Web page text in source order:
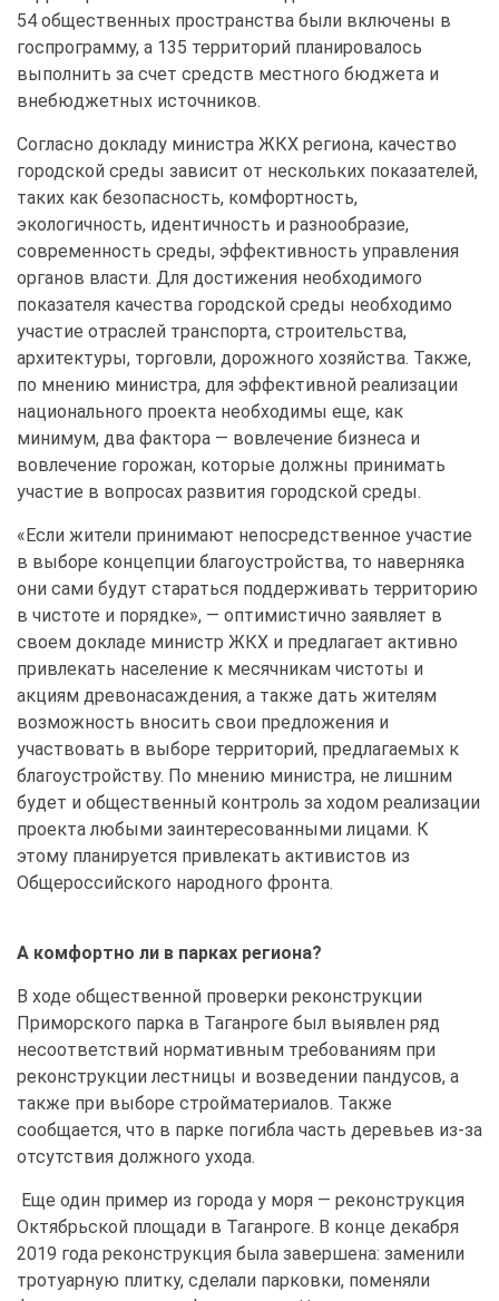
54 общественных пространства были включены в
госпрограмму, а 135 территорий планировалось
выполнить за счет средств местного бюджета и
внебюджетных источников.
Согласно докладу министра ЖКХ региона, качество
городской среды зависит от нескольких показателей,
таких как безопасность, комфортность,
экологичность, идентичность и разнообразие,
современность среды, эффективность управления
органов власти. Для достижения необходимого
показателя качества городской среды необходимо
участие отраслей транспорта, строительства,
архитектуры, торговли, дорожного хозяйства. Также,
по мнению министра, для эффективной реализации
национального проекта необходимы еще, как
минимум, два фактора — вовлечение бизнеса и
вовлечение горожан, которые должны принимать
участие в вопросах развития городской среды.
«Если жители принимают непосредственное участие
в выборе концепции благоустройства, то наверняка
они сами будут стараться поддерживать территорию
в чистоте и порядке», — оптимистично заявляет в
своем докладе министр ЖКХ и предлагает активно
привлекать население к месячникам чистоты и
акциям древонасаждения, а также дать жителям
возможность вносить свои предложения и
участвовать в выборе территорий, предлагаемых к
благоустройству. По мнению министра, не лишним
будет и общественный контроль за ходом реализации
проекта любыми заинтересованными лицами. К
этому планируется привлекать активистов из
Общероссийского народного фронта.
А комфортно ли в парках региона?
В ходе общественной проверки реконструкции
Приморского парка в Таганроге был выявлен ряд
несоответствий нормативным требованиям при
реконструкции лестницы и возведении пандусов, а
также при выборе стройматериалов. Также
сообщается, что в парке погибла часть деревьев из-за
отсутствия должного ухода.
Еще один пример из города у моря — реконструкция
Октябрьской площади в Таганроге. В конце декабря
2019 года реконструкция была завершена: заменили
тротуарную плитку, сделали парковки, поменяли